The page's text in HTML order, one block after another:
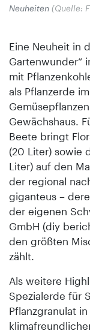
Neuheiten (Quelle:
Eine Neuheit in
Gartenwunder“
mit
als Pflanzerde
Gewächshaus.
Beete bringt
(20 Liter) sowie
Liter) auf den
der regional
giganteus –
der eigenen
GmbH (diy
den größten
zählt.
Als weitere
Spezialerde für
Pflanzgranulat